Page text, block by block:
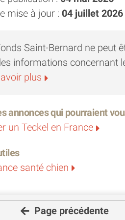
mise à jour : 04 juillet 2026
Saint-Bernard ne peut
informations concernant
plus
annonces qui pourraient
un Teckel en France
santé chien
Page précédente